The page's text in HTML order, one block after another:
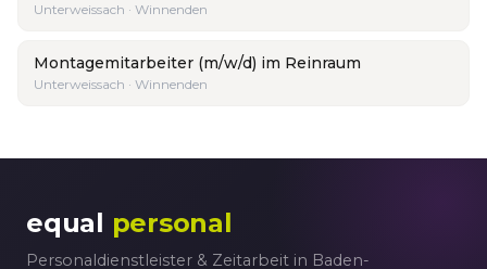
Unterweissach · Winnenden
Montagemitarbeiter (m/w/d) im Reinraum
Unterweissach · Winnenden
equal personal
Personaldienstleister & Zeitarbeit in Baden-